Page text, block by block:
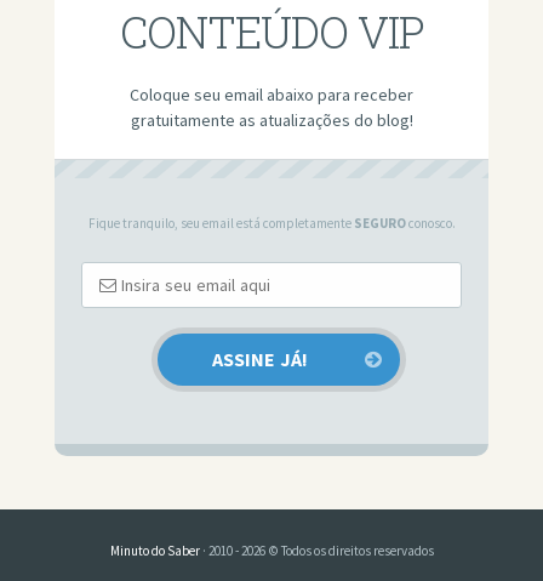
CONTEÚDO VIP
Coloque seu email abaixo para receber
gratuitamente as atualizações do blog!
Fique tranquilo, seu email está completamente SEGUROconosco.
Minuto do Saber· 2010 - 2026 © Todos os direitos reservados